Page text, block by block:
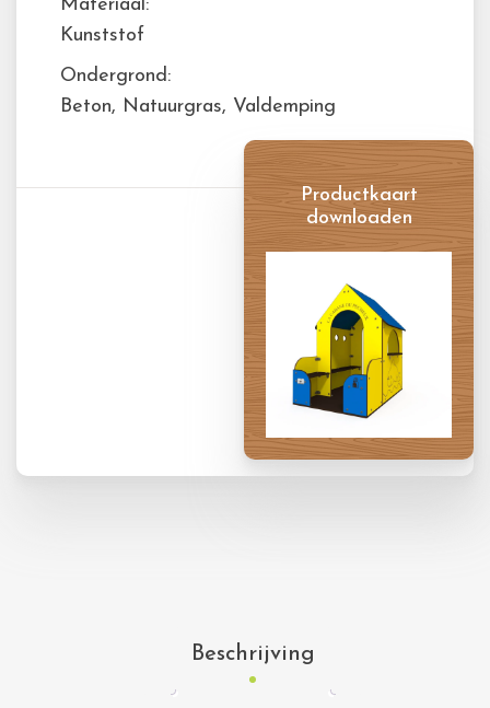
Materiaal:
Kunststof
Ondergrond:
Beton, Natuurgras, Valdemping
Productkaart
downloaden
Beschrijving